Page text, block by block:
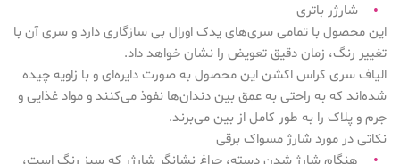
•
شارژر باتری
این محصول با تمامی سری‌های یدک اورال بی سازگاری دارد و سری آن با
تغییر رنگ، زمان دقیق تعویض را نشان خواهد داد.
الیاف سری کراس اکشن این محصول به صورت دایره‌ای و با زاویه چیده‌
شده‌اند که به راحتی به عمق بین دندان‌ها نفوذ می‌کنند و مواد غذایی و
جرم و پلاک را به طور کامل از بین می‌برند.
نکاتی در مورد شارژ مسواک برقی
•